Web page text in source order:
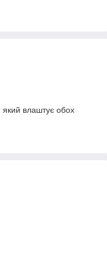
який влаштує обох